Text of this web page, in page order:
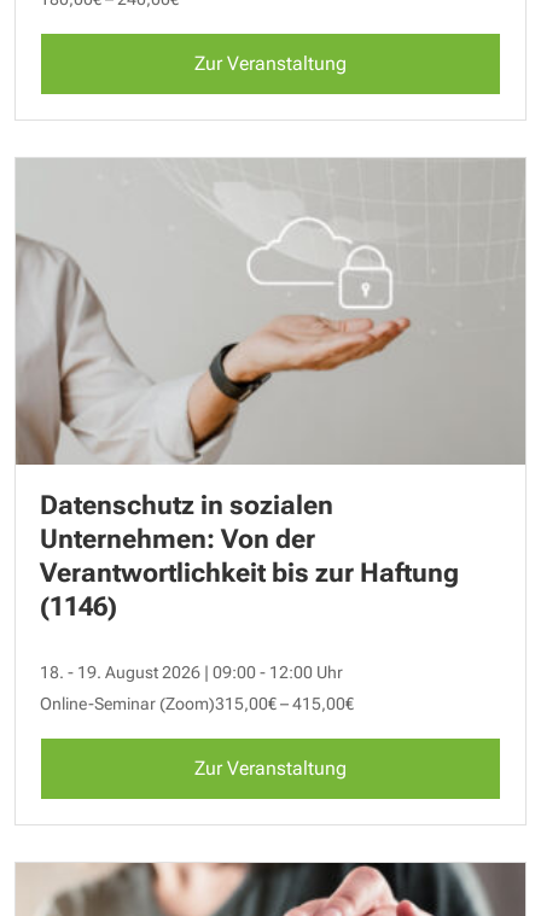
Zur Veranstaltung
Datenschutz in sozialen
Unternehmen: Von der
Verantwortlichkeit bis zur Haftung
(1146)
18. - 19. August 2026 | 09:00 - 12:00 Uhr
Online-Seminar (Zoom)315,00€ – 415,00€
Zur Veranstaltung